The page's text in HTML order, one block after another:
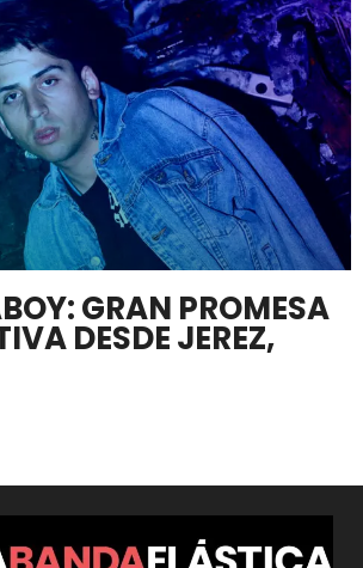
GRAN PROMESA
DESDE JEREZ,